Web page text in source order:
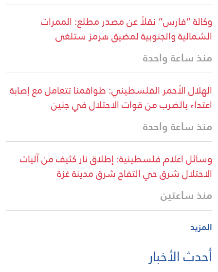
وكالة “فارس” نقلاً عن مصدر مطلع: الممرات
الشمالية والجنوبية لمضيق هرمز ستلغى
منذ ساعة واحدة
الهلال الأحمر الفلسطيني: طواقمنا تتعامل مع إصابة
اعتداء بالضرب من قوات الاحتلال في جنين
منذ ساعة واحدة
وسائل اعلام فلسطينية: إطلاق نار كثيف من آليات
الاحتلال شرق حي التفاح شرق مدينة غزة
منذ ساعتين
المزيد
أحدث الأخبار